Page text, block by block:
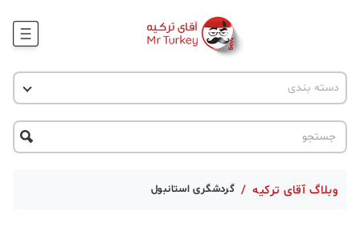
وبلاگ
جاذبه گردشگری
دسته بندی
اخبار ترکیه
پروژه ها
تحصیل در ترکیه
ترکیه گردی
وبلاگ آقای ترکیه / گردشگری استانبول